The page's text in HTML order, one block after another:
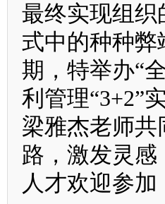
最终实现组织
式中的种种弊
期，特举办“
利管理“3+2”
梁雅杰老师
路，激发灵
人才欢迎参加